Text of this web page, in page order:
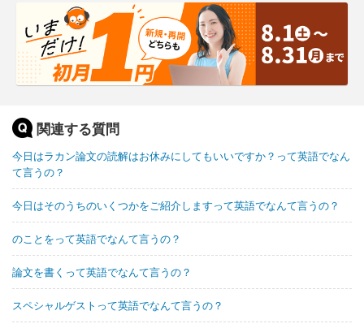
関連する質問
今日はラカン論文の読解はお休みにしてもいいですか？って英語でなん
て言うの？
今日はそのうちのいくつかをご紹介しますって英語でなんて言うの？
のことをって英語でなんて言うの？
論文を書くって英語でなんて言うの？
スペシャルゲストって英語でなんて言うの？